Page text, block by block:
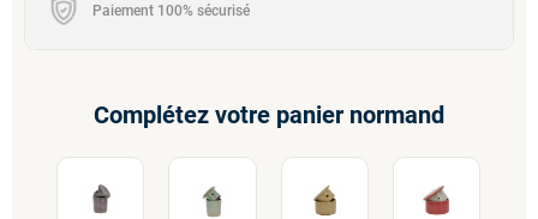
Paiement 100% sécurisé
Complétez votre panier normand